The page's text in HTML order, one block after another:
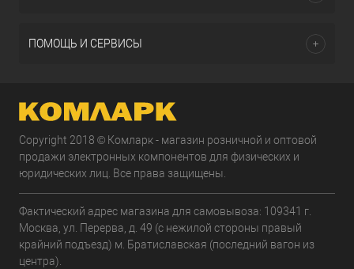
ПОМОЩЬ И СЕРВИСЫ
Copyright 2018 © Комларк - магазин розничной и оптовой
продажи электронных компонентов для физических и
юридических лиц. Все права защищены.
Фактический адрес магазина для самовывоза: 109341 г.
Москва, ул. Перерва, д. 49 (с нежилой стороны правый
крайний подъезд) м. Братиславская (последний вагон из
центра).